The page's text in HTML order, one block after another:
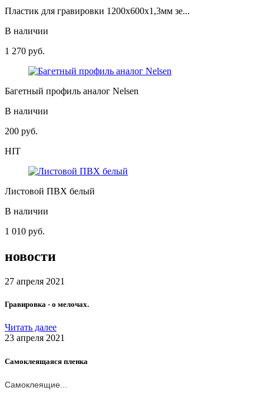
Пластик для гравировки 1200х600х1,3мм зе...
В наличии
1 270 руб.
Багетный профиль аналог Nelsen
В наличии
200 руб.
HIT
Листовой ПВХ белый
В наличии
1 010 руб.
новости
27 апреля 2021
Гравировка - о мелочах.
Читать далее
23 апреля 2021
Самоклеящаяся пленка
Самоклеящие...